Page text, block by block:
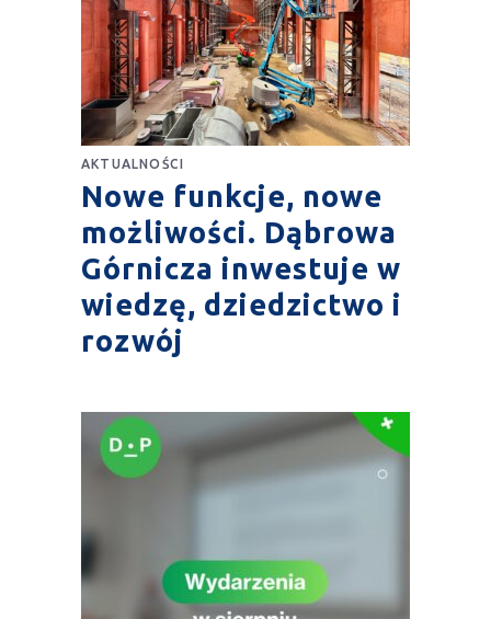
AKTUALNOŚCI
Nowe funkcje, nowe
możliwości. Dąbrowa
Górnicza inwestuje w
wiedzę, dziedzictwo i
rozwój